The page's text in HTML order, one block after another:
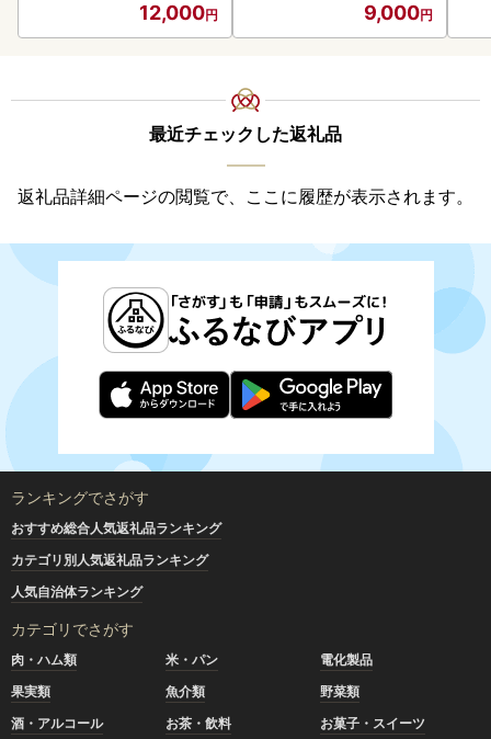
12,000 9,000
最近チェックした返礼品
返礼品詳細ページの閲覧で、ここに履歴が表示されます。
ランキングでさがす
おすすめ総合人気返礼品ランキング
カテゴリ別人気返礼品ランキング
人気自治体ランキング
カテゴリでさがす
肉・ハム類 米・パン
電化製品
果実類
魚介類
野菜類
酒・アルコール
お茶・飲料
お菓子・スイーツ